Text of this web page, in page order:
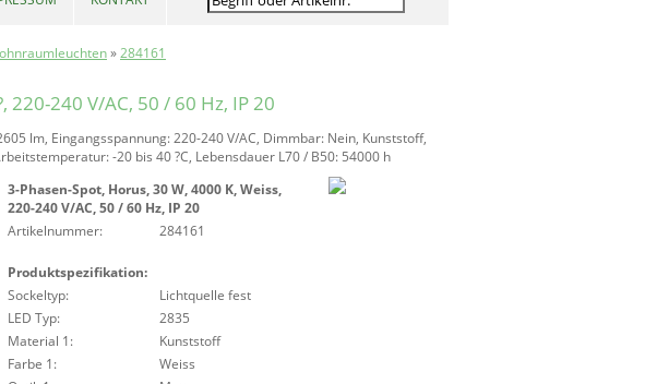
»284161
220-240 V/AC, 50 / 60 Hz, IP 20
lm, Eingangsspannung: 220-240 V/AC, Dimmbar: Nein, Kunststoff,
-20 bis 40 ?C, Lebensdauer L70 / B50: 54000 h
3-Phasen-Spot, Horus, 30 W, 4000 K, Weiss,
220-240 V/AC, 50 / 60 Hz, IP 20
Artikelnummer:
284161
Produktspezifikation:
Sockeltyp:
Lichtquelle fest
LED Typ:
2835
Material 1:
Kunststoff
Farbe 1:
Weiss